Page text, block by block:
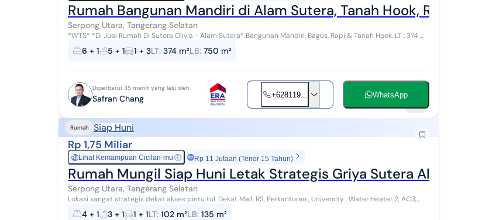
Rumah Bangunan Mandiri di Alam Sutera, Tanah Hook, Rapi
Serpong Utara, Tangerang Selatan
*WTS* *Di Jual Rumah Di Sutera Olivia - Alam Sutera* Bangunan Mandiri, Bagus, Rapi & Tanah Hoek. LT : 374 m²
LB : 750 m² ( 2½ Lantai ) KT : 6 ...
6 + 1 5 + 1 1 + 3LT: 374 m²LB: 750 m²
Diperbarui 35 menit yang lalu oleh
Safran Chang +628119... WhatsApp
Rumah Siap Huni
Rp 1,75 Miliar
RpLihat Kemampuan Cicilan-mu ⓘ Rp 11 Jutaan (Tenor 15 Tahun)
Rumah Mungil Siap Huni Letak Strategis Griya Sutera Alam Sutera
Serpong Utara, Tangerang Selatan
Lokasi sangat strategis dekat akses pintu tol. Dekat Mall, RS, Perkantoran , University . Water Heater 2, AC3,
High ceiling 3,8m2
4 + 1 3 + 1 1 + 1LT: 102 m²LB: 135 m²